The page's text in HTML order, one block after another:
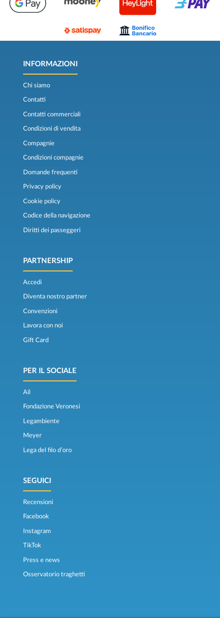
INFORMAZIONI
Chi siamo
Contatti
Contatti commerciali
Condizioni di vendita
Compagnie
Condizioni compagnie
Domande frequenti
Privacy policy
Cookie policy
Codice della navigazione
Diritti dei passeggeri
PARTNERSHIP
Accedi
Diventa nostro partner
Convenzioni
Lavora con noi
Gift Card
PER IL SOCIALE
Ail
Fondazione Veronesi
Legambiente
Meyer
Lega del filo d’oro
SEGUICI
Recensioni
Facebook
Instagram
TikTok
Press e news
Osservatorio traghetti